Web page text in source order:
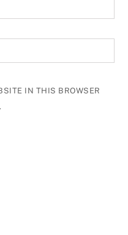
IN THIS BROWSER